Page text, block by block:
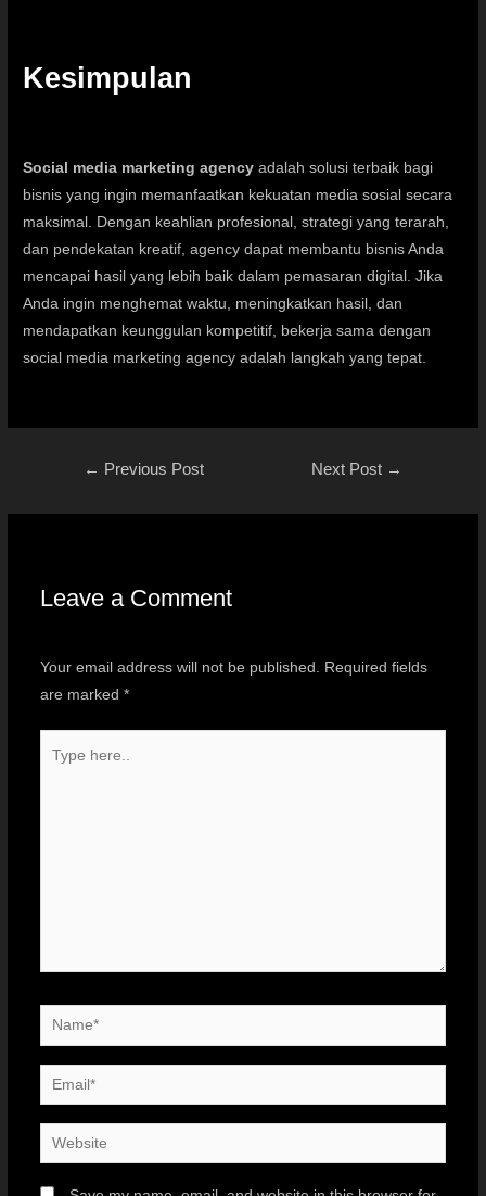
Kesimpulan
Social media marketing agency adalah solusi terbaik bagi
bisnis yang ingin memanfaatkan kekuatan media sosial secara
maksimal. Dengan keahlian profesional, strategi yang terarah,
dan pendekatan kreatif, agency dapat membantu bisnis Anda
mencapai hasil yang lebih baik dalam pemasaran digital. Jika
Anda ingin menghemat waktu, meningkatkan hasil, dan
mendapatkan keunggulan kompetitif, bekerja sama dengan
social media marketing agency adalah langkah yang tepat.
← Previous Post Next Post →
Leave a Comment
Your email address will not be published.
Required fields
are marked *